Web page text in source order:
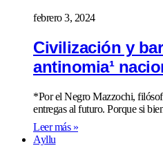
febrero 3, 2024
Civilización y
antinomia¹
*Por el Negro Mazzochi,
entregas al futuro. Porque si
Leer más »
Ayllu